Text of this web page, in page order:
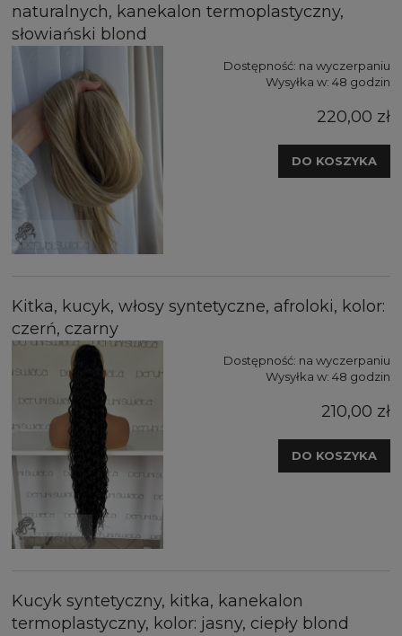
naturalnych, kanekalon termoplastyczny,
słowiański blond
Dostępność: na wyczerpaniu
Wysyłka w: 48 godzin
220,00 zł
DO KOSZYKA
Kitka, kucyk, włosy syntetyczne, afroloki, kolor:
czerń, czarny
Dostępność: na wyczerpaniu
Wysyłka w: 48 godzin
210,00 zł
DO KOSZYKA
Kucyk syntetyczny, kitka, kanekalon
termoplastyczny, kolor: jasny, ciepły blond